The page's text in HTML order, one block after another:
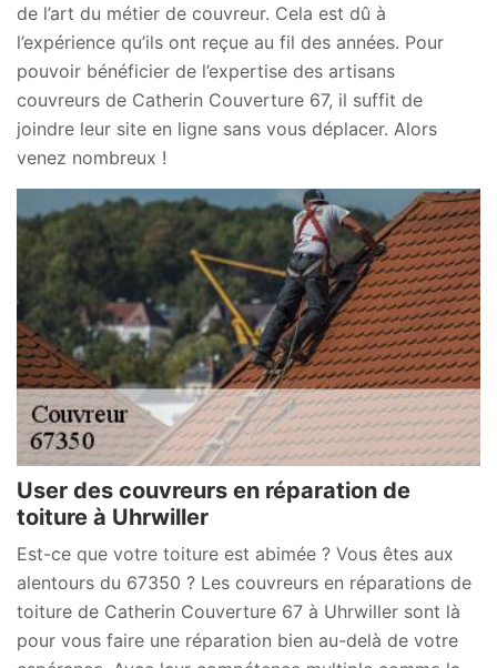
de l’art du métier de couvreur. Cela est dû à
l’expérience qu’ils ont reçue au fil des années. Pour
pouvoir bénéficier de l’expertise des artisans
couvreurs de Catherin Couverture 67, il suffit de
joindre leur site en ligne sans vous déplacer. Alors
venez nombreux !
User des couvreurs en réparation de
toiture à Uhrwiller
Est-ce que votre toiture est abimée ? Vous êtes aux
alentours du 67350 ? Les couvreurs en réparations de
toiture de Catherin Couverture 67 à Uhrwiller sont là
pour vous faire une réparation bien au-delà de votre